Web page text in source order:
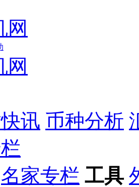
网
网
讯 币种分析
名家专栏 工具